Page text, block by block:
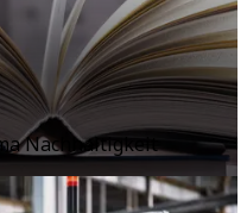
Nachhaltigkeit